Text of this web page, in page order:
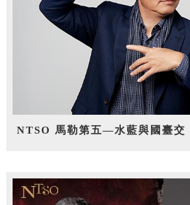
NTSO 馬勒第五—水藍與國臺交